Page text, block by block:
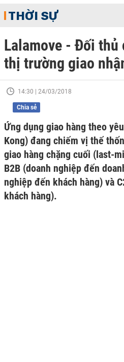
THỜI SỰ
Lalamove - Đối thủ
thị trường giao
14:30 | 24/03/2018
Chia sẻ
Ứng dụng giao hàng theo
Kong) đang chiếm vị thế
giao hàng chặng cuối (last-
B2B (doanh nghiệp đến
nghiệp đến khách hàng) và
khách hàng).